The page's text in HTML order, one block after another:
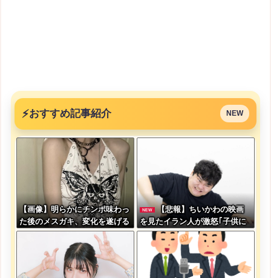
⚡おすすめ記事紹介 NEW
【画像】明らかにチンポ味わっ
た後のメスガキ、変化を遂げる
NEW
【悲報】ちいかわの映画
を見たイラン人が激怒｢子供に
見せる内容じゃない｡悪影響は
計り知れない｣←これw w w w
w w w w w